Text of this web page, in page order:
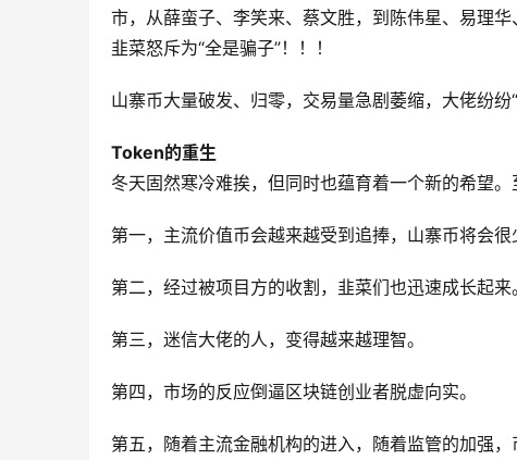
市，从薛蛮子、李笑来、蔡文胜，到陈伟星、易理
韭菜怒斥为“全是骗子”！！！
山寨币大量破发、归零，交易量急剧萎缩，大佬纷
Token的重生
冬天固然寒冷难挨，但同时也蕴育着一个新的希望
第一，主流价值币会越来越受到追捧，山寨币将会很
第二，经过被项目方的收割，韭菜们也迅速成长起来
第三，迷信大佬的人，变得越来越理智。
第四，市场的反应倒逼区块链创业者脱虚向实。
第五，随着主流金融机构的进入，随着监管的加强，